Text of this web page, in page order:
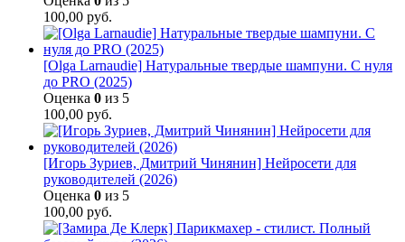
100,00 руб.
[Olga Larnaudie] Натуральные твердые шампуни. С нуля
до PRO (2025)
Оценка 0 из 5
100,00 руб.
[Игорь Зуриев, Дмитрий Чинянин] Нейросети для
руководителей (2026)
Оценка 0 из 5
100,00 руб.